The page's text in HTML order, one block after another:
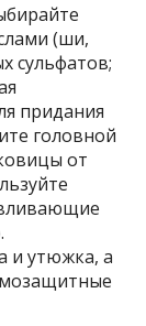
(ши,
сульфатов;
придания
головной
от
и утюжка, а